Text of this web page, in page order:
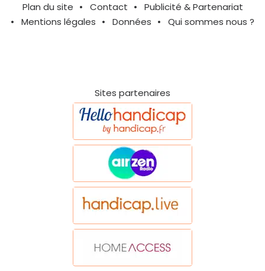
Plan du site Contact
Publicité & Partenariat
Mentions légales
Données Qui sommes nous ?
Sites partenaires